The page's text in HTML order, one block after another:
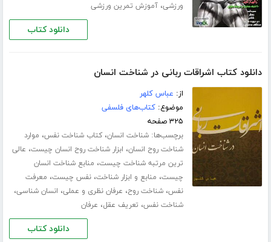
ورزشی،آموزش تمرین ورزشی
دانلود کتاب
دانلود کتاب اشراقات ربانی در شناخت انسان
از: عباس کلهر
موضوع:کتاب‌های فلسفی
۳۲۵ صفحه
برچسب‌ها:شناخت انسان،کتاب شناخت نفس، موارد
شناخت روح انسان، ابزار شناخت روح انسان چیست، عالی
ترین مرتبه شناخت چیست، منابع شناخت انسان
چیست، منابع و ابزار شناخت،نفس چیست، معرفت
نفس،شناخت روح، عرفان نظری و عملی، انسان شناسی،
شناخت نفس، تعریف عقل، عرفان
دانلود کتاب